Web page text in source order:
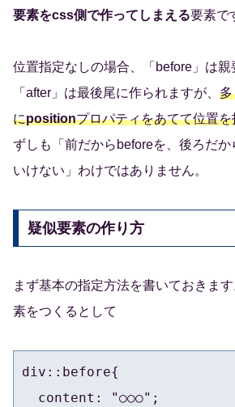
要素をcss側で作ってしまえる要素で
位置指定なしの場合、「before」は親
「after」は最後尾に作られますが、 多
にpositionプロパティをあてて位置を
ずしも「前だからbeforeを、後ろだか
いけない」わけではありません。
疑似要素の作り方
まず基本の指定方法を書いておきま
素をつくるとして
div::before{
  content: "○○○";